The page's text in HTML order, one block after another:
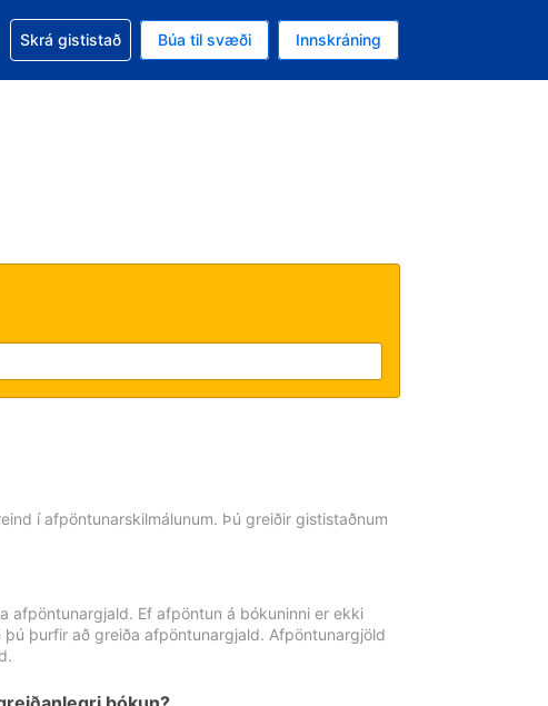
er gjaldmiðillinn Íslensk króna
Í augnablikinu er tungumál þitt Íslensku
Fá aðstoð við bókunina
Skrá gististað Búa til svæði Innskráning
í afpöntunarskilmálunum. Þú greiðir gististaðnum
afpöntunargjald. Ef afpöntun á bókuninni er ekki
þurfir að greiða afpöntunargjald. Afpöntunargjöld